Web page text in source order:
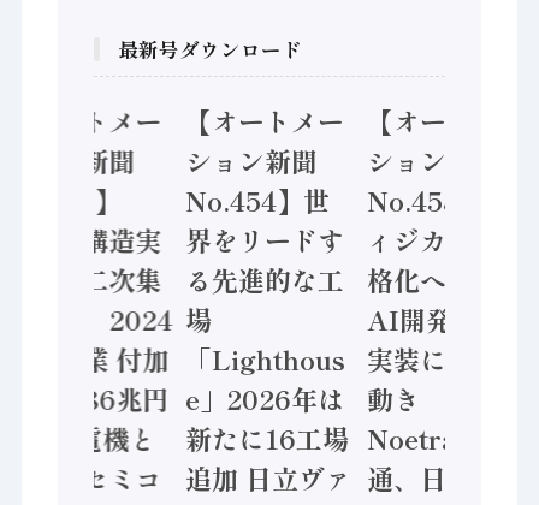
最新号ダウンロード
【オートメー
ション新聞
No.455】
「経済構造実
態調査二次集
計結果」2024
年製造業 付加
価値額86兆円
/ 三菱電機と
ソニーセミコ
【オートメー
ション新聞
No.454】世
界をリードす
る先進的な工
場
「Lighthous
e」2026年は
新たに16工場
追加 日立ヴァ
【オートメー
ション新聞
No.453】フ
ィジカルAI本
格化へ 国産
AI開発や社会
実装に活発な
動き
Noetra、富士
通、日立 / 兵